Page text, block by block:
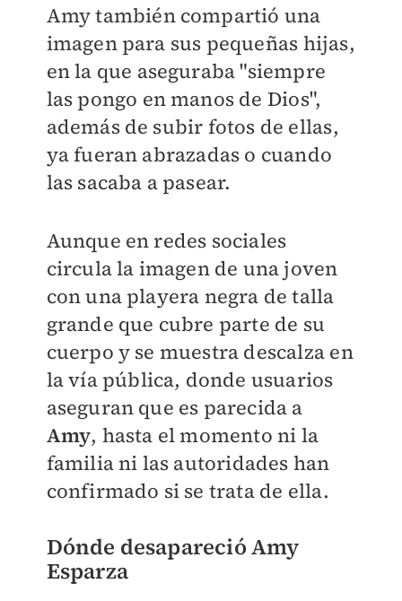
Amy también compartió una
imagen para sus pequeñas hijas,
en la que aseguraba "siempre
las pongo en manos de Dios",
además de subir fotos de ellas,
ya fueran abrazadas o cuando
las sacaba a pasear.
Aunque en redes sociales
circula la imagen de una joven
con una playera negra de talla
grande que cubre parte de su
cuerpo y se muestra descalza en
la vía pública, donde usuarios
aseguran que es parecida a
Amy, hasta el momento ni la
familia ni las autoridades han
confirmado si se trata de ella.
Dónde desapareció Amy
Esparza